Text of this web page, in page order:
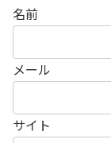
名前
メール
サイト